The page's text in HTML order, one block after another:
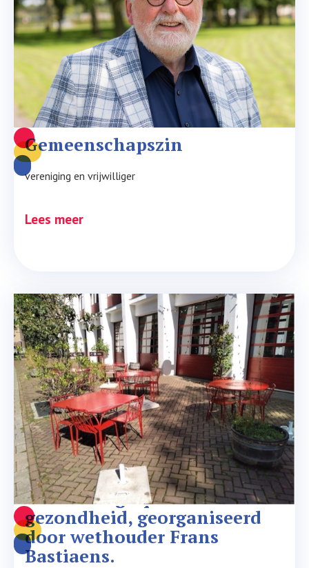
Gemeenschapszin
vereniging en vrijwilliger
Lees meer
SPM Stadsgesprek
gezondheid, georganiseerd
door wethouder Frans
Bastiaens.